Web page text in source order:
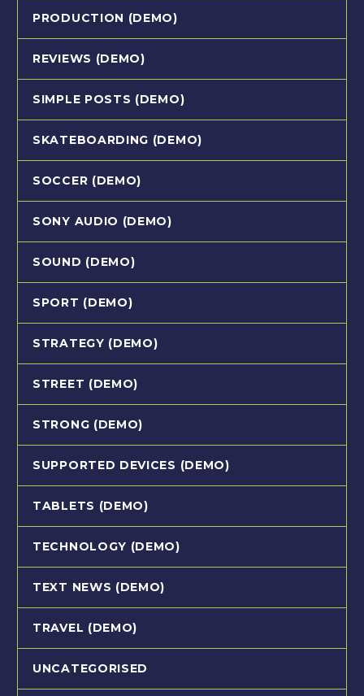
PRODUCTION (DEMO)
REVIEWS (DEMO)
SIMPLE POSTS (DEMO)
SKATEBOARDING (DEMO)
SOCCER (DEMO)
SONY AUDIO (DEMO)
SOUND (DEMO)
SPORT (DEMO)
STRATEGY (DEMO)
STREET (DEMO)
STRONG (DEMO)
SUPPORTED DEVICES (DEMO)
TABLETS (DEMO)
TECHNOLOGY (DEMO)
TEXT NEWS (DEMO)
TRAVEL (DEMO)
UNCATEGORISED